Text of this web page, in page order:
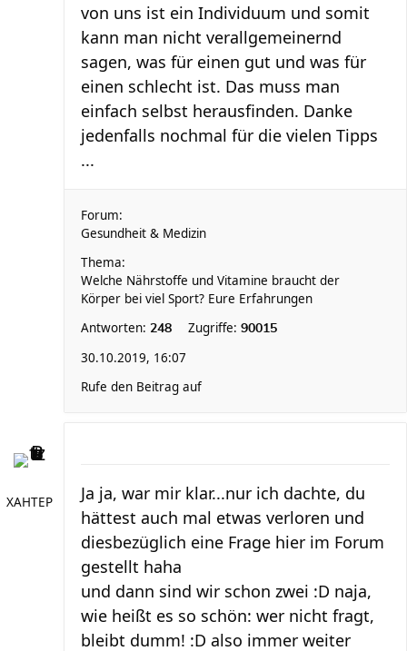
von uns ist ein Individuum und somit
kann man nicht verallgemeinernd
sagen, was für einen gut und was für
einen schlecht ist. Das muss man
einfach selbst herausfinden. Danke
jedenfalls nochmal für die vielen Tipps
...
Forum:
Gesundheit & Medizin
Thema:
Welche Nährstoffe und Vitamine braucht der
Körper bei viel Sport? Eure Erfahrungen
Antworten: 248 Zugriffe: 90015
30.10.2019, 16:07
Rufe den Beitrag auf
XAHTEP
Ja ja, war mir klar...nur ich dachte, du
hättest auch mal etwas verloren und
diesbezüglich eine Frage hier im Forum
gestellt haha
und dann sind wir schon zwei :D naja,
wie heißt es so schön: wer nicht fragt,
bleibt dumm! :D also immer weiter